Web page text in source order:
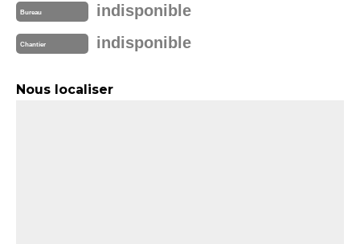
Bureau indisponible
Chantier indisponible
Nous localiser